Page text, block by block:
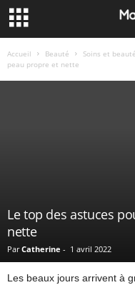
Accueil Beauté Soins et
peau propre et nette
Le top des astuces
nette
Par Catherine - 1 avril 2022
Les beaux jours arrivent à